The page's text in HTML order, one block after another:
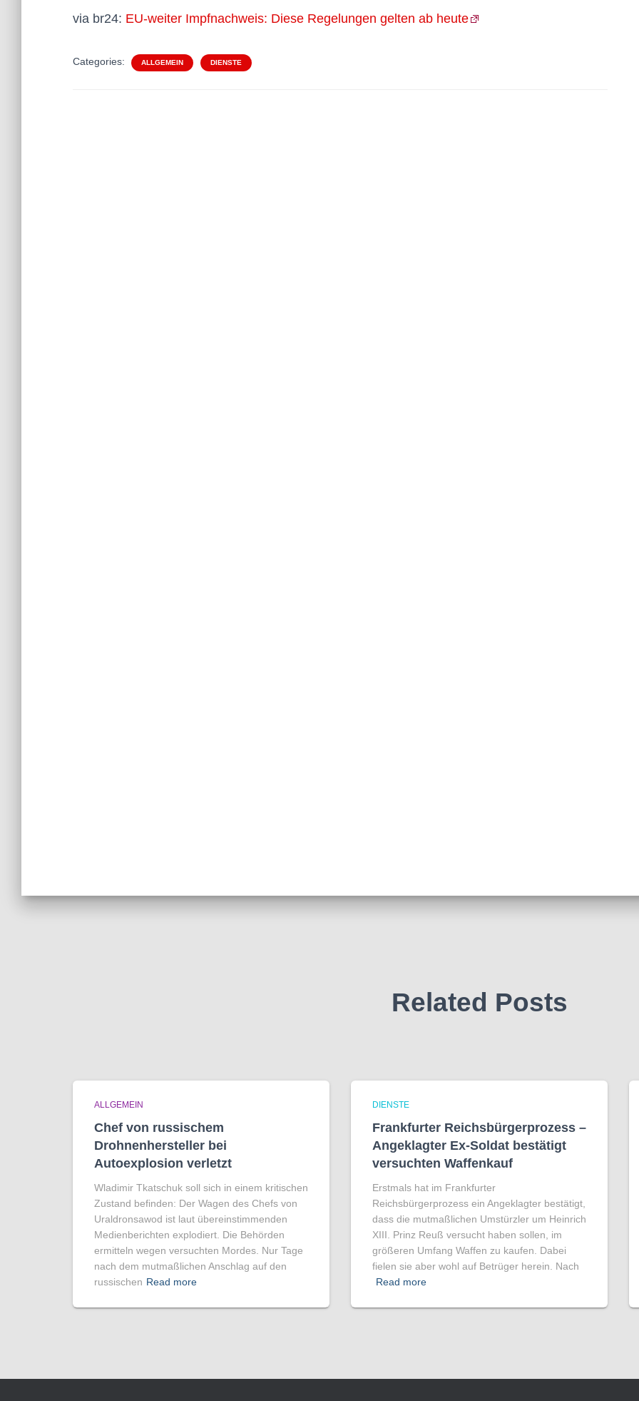
via br24: EU-weiter Impfnachweis: Diese Regelungen gelten ab heute
Categories: ALLGEMEIN DIENSTE
Related Posts
ALLGEMEIN
Chef von russischem
Drohnenhersteller bei
Autoexplosion verletzt
Wladimir Tkatschuk soll sich in einem kritischen
Zustand befinden: Der Wagen des Chefs von
Uraldronsawod ist laut übereinstimmenden
Medienberichten explodiert. Die Behörden
ermitteln wegen versuchten Mordes. Nur Tage
nach dem mutmaßlichen Anschlag auf den
russischen Read more
DIENSTE
Frankfurter Reichsbürgerprozess –
Angeklagter Ex-Soldat bestätigt
versuchten Waffenkauf
Erstmals hat im Frankfurter
Reichsbürgerprozess ein Angeklagter bestätigt,
dass die mutmaßlichen Umstürzler um Heinrich
XIII. Prinz Reuß versucht haben sollen, im
größeren Umfang Waffen zu kaufen. Dabei
fielen sie aber wohl auf Betrüger herein. Nach
Read more